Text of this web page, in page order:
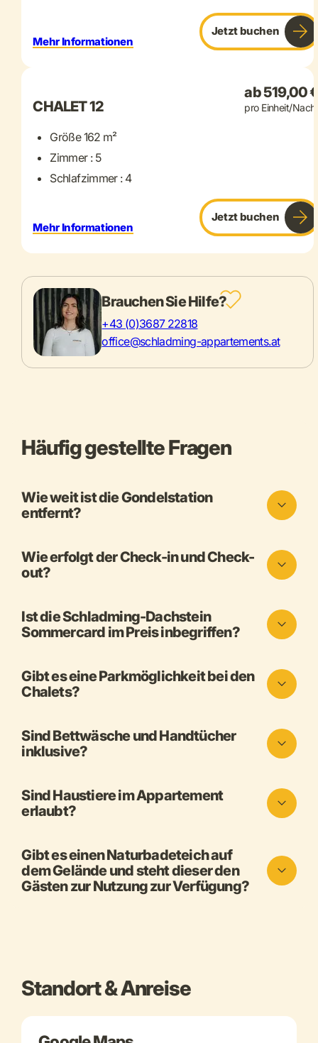
Mehr Informationen
Jetzt buchen
+ 21 mehr
CHALET 12
Größe 162 m²
Zimmer : 5
Schlafzimmer : 4
ab 519,00
pro Einheit/Nacht
Mehr Informationen
Jetzt buchen
Brauchen Sie Hilfe?
+43 (0)3687 22818
office@schladming-appartements.at
Häufig gestellte Fragen
Wie weit ist die Gondelstation
entfernt?
Wie erfolgt der Check-in und Check-
out?
Ist die Schladming-Dachstein
Sommercard im Preis inbegriffen?
Gibt es eine Parkmöglichkeit bei den
Chalets?
Sind Bettwäsche und Handtücher
inklusive?
Sind Haustiere im Appartement
erlaubt?
Gibt es einen Naturbadeteich auf
dem Gelände und steht dieser den
Gästen zur Nutzung zur Verfügung?
Standort & Anreise